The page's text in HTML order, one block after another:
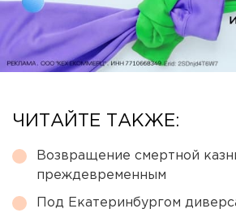
ЧИТАЙТЕ ТАКЖЕ:
Возвращение смертной
преждевременным
Под Екатеринбургом